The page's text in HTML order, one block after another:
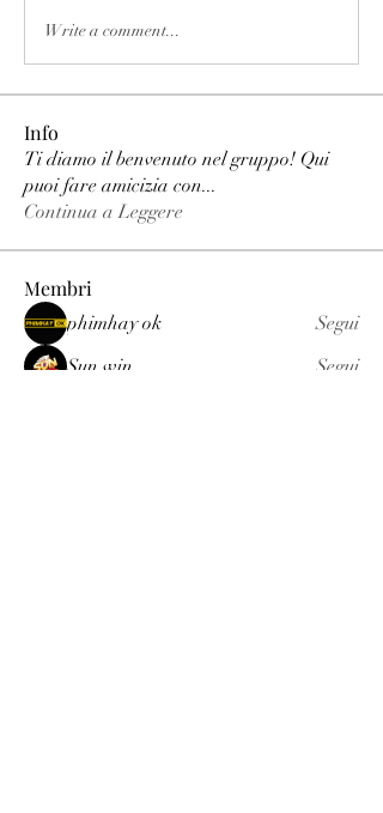
Write a comment...
Info
Ti diamo il benvenuto nel gruppo! Qui
puoi fare amicizia con...
Continua a Leggere
Membri
phimhay ok
Segui
Sun win
Segui